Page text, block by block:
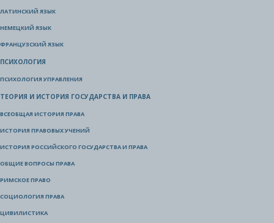
ЛАТИНСКИЙ ЯЗЫК
НЕМЕЦКИЙ ЯЗЫК
ФРАНЦУЗСКИЙ ЯЗЫК
ПСИХОЛОГИЯ
ПСИХОЛОГИЯ УПРАВЛЕНИЯ
ТЕОРИЯ И ИСТОРИЯ ГОСУДАРСТВА И ПРАВА
ВСЕОБЩАЯ ИСТОРИЯ ПРАВА
ИСТОРИЯ ПРАВОВЫХ УЧЕНИЙ
ИСТОРИЯ РОССИЙСКОГО ГОСУДАРСТВА И ПРАВА
ОБЩИЕ ВОПРОСЫ ПРАВА
РИМСКОЕ ПРАВО
СОЦИОЛОГИЯ ПРАВА
ЦИВИЛИСТИКА